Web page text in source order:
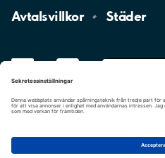
Avtalsvillkor
Städer